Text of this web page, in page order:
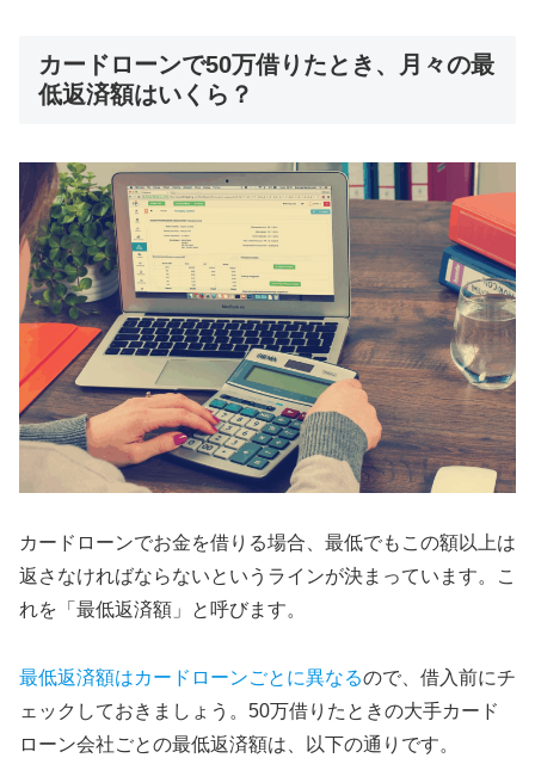
カードローンで50万借りたとき、月々の最
低返済額はいくら？
カードローンでお金を借りる場合、最低でもこの額以上は
返さなければならないというラインが決まっています。こ
れを「最低返済額」と呼びます。
最低返済額はカードローンごとに異なるので、借入前にチ
ェックしておきましょう。50万借りたときの大手カード
ローン会社ごとの最低返済額は、以下の通りです。